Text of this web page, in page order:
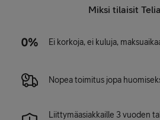
Miksi tilaisit
Ei korkoja, ei kuluja,
Nopea toimitus jopa
Liittymäasiakkaille 3 vuoden